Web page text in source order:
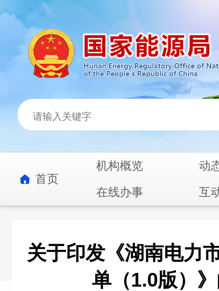
首页
机构概览
动
在线办事
互
关于印发《湖南电力
单（1.0版）